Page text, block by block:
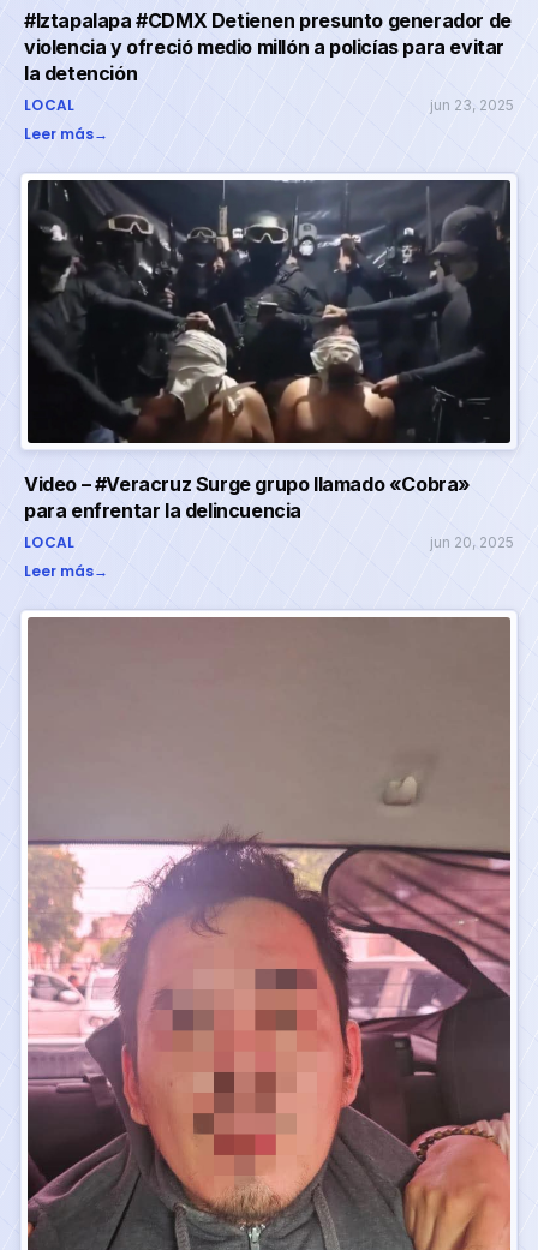
#Iztapalapa #CDMX Detienen presunto generador de
violencia y ofreció medio millón a policías para evitar
la detención
LOCAL jun 23, 2025
Leer más→
Video – #Veracruz Surge grupo llamado «Cobra»
para enfrentar la delincuencia
LOCAL jun 20, 2025
Leer más→